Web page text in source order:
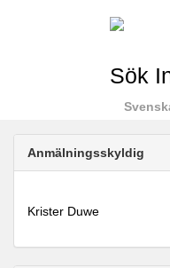
Sök
Anmälningsskyldig
Krister Duwe